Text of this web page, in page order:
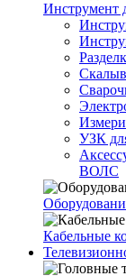
УЗК
ВОЛС
Кабельные